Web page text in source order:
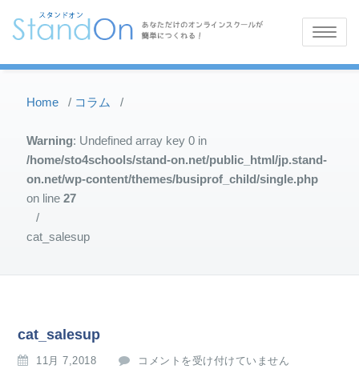
Toggle
Home / コラム /
Warning: Undefined array key 0 in
/home/sto4schools/stand-on.net/public_html/jp.stand-
on.net/wp-content/themes/busiprof_child/single.php
on line 27
/
cat_salesup
cat_salesup
11月 7,2018
c
コメントを受け付けていません